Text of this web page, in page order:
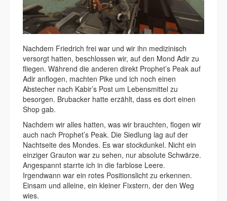
Nachdem Friedrich frei war und wir ihn medizinisch
versorgt hatten, beschlossen wir, auf den Mond Adir zu
fliegen. Während die anderen direkt Prophet’s Peak auf
Adir anflogen, machten Pike und ich noch einen
Abstecher nach Kabir’s Post um Lebensmittel zu
besorgen. Brubacker hatte erzählt, dass es dort einen
Shop gab.
Nachdem wir alles hatten, was wir brauchten, flogen wir
auch nach Prophet’s Peak. Die Siedlung lag auf der
Nachtseite des Mondes. Es war stockdunkel. Nicht ein
einziger Grauton war zu sehen, nur absolute Schwärze.
Angespannt starrte ich in die farblose Leere.
Irgendwann war ein rotes Positionslicht zu erkennen.
Einsam und alleine, ein kleiner Fixstern, der den Weg
wies.